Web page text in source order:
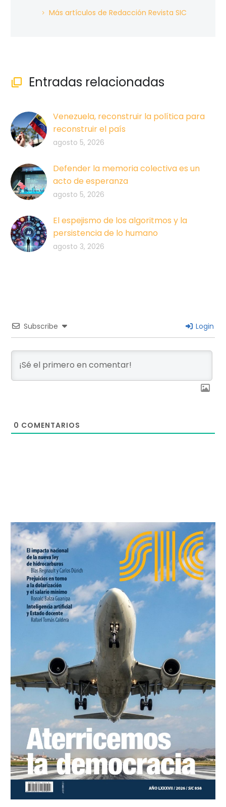
Más artículos de Redacción Revista SIC
 Entradas relacionadas
Venezuela, reconstruir la política para
reconstruir el país
agosto 5, 2026
Defender la memoria colectiva es un
acto de esperanza
agosto 5, 2026
El espejismo de los algoritmos y la
persistencia de lo humano
agosto 3, 2026
Subscribe Login
0 COMENTARIOS